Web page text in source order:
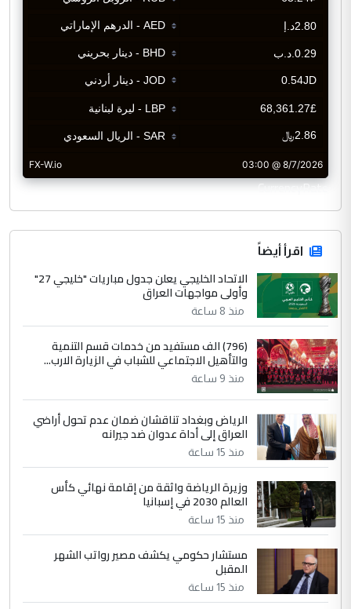
CurrencyRate
اقرأ أيضاً
الاتحاد الخليجي يعلن جدول مباريات "خليجي 27"
وأولى مواجهات العراق
منذ 8 ساعة
(796) الف مستفيد من خدمات قسم التنمية
والتأهيل الاجتماعي للشباب في الزيارة الارب...
منذ 9 ساعة
الرياض وبغداد تناقشان ضمان عدم تحول أراضي
العراق إلى أداة عدوان ضد جيرانه
منذ 15 ساعة
وزيرة الرياضة واثقة من إقامة نهائي كأس
العالم 2030 في إسبانيا
منذ 15 ساعة
مستشار حكومي يكشف مصير رواتب الشهر
المقبل
منذ 15 ساعة